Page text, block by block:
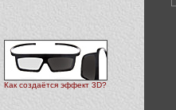
Как создаётся эффект 3D?